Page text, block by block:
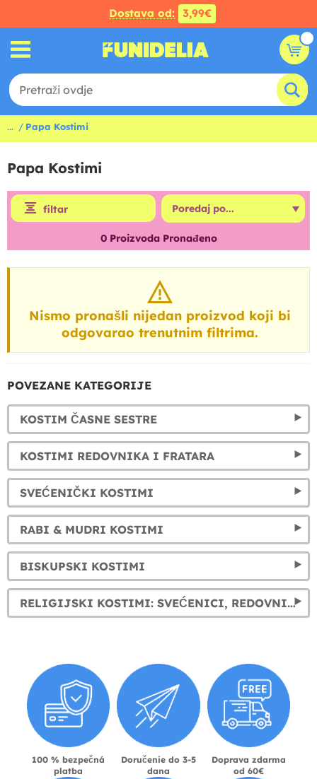
Dostava od: 3,99€
... Papa Kostimi
Papa Kostimi
filtar
0Proizvoda Pronađeno
Nismo pronašli nijedan proizvod koji bi
odgovarao trenutnim filtrima.
POVEZANE KATEGORIJE
KOSTIM ČASNE SESTRE
KOSTIMI REDOVNIKA I FRATARA
SVEĆENIČKI KOSTIMI
RABI & MUDRI KOSTIMI
BISKUPSKI KOSTIMI
RELIGIJSKI KOSTIMI: SVEĆENICI, REDOVNICE I JOŠ MNOGO TOGA
100 % bezpečná
platba
Doručenie do 3-5
dana
Doprava zdarma
od 60€